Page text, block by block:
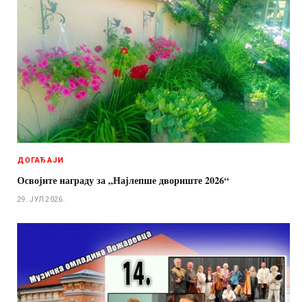
ДОГАЂАЈИ
Освојите награду за „Најлепше двориште 2026“
29. ЈУЛ 2026.